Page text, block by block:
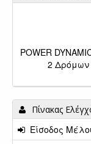
POWER
2 Δρόμων
Πίνακας
Είσοδος